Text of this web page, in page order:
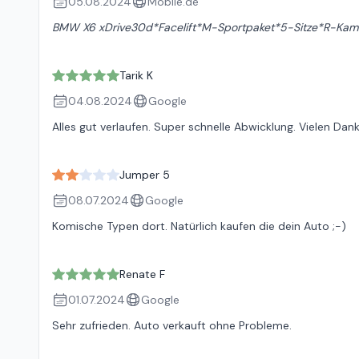
BMW X6 xDrive30d*Facelift*M-Sportpaket*5-Sitze*R-Kam
Tarik K
04.08.2024
Google
Alles gut verlaufen. Super schnelle Abwicklung. Vielen
Jumper 5
08.07.2024
Google
Komische Typen dort. Natürlich kaufen die dein Auto ;-)
Renate F
01.07.2024
Google
Sehr zufrieden. Auto verkauft ohne Probleme.